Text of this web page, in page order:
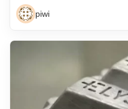
piwi